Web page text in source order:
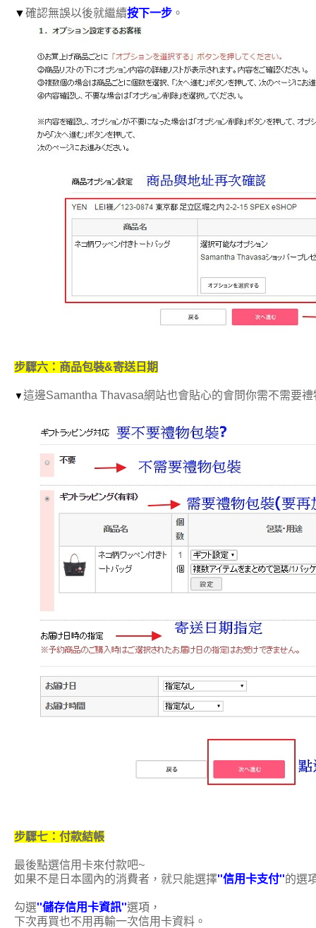
▼確認無誤以後就繼續按下一步 。
步驟六：商品包裝&寄送日期
▼ 這邊Samantha Thavasa網站也會貼心的會問你需不需要
步驟七：付款結帳
最後點選信用卡來付款吧~
如果不是日本國內的消費者，就只能選擇''信用卡支付''的選
勾選''儲存信用卡資訊''選項，
下次再買也不用再輸一次信用卡資料。